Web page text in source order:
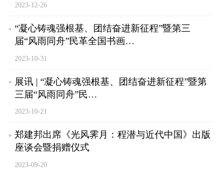
2023-12-26
“凝心铸魂强根基、团结奋进新征程”暨第三
届“风雨同舟”民革全国书画…
2023-10-31
展讯 | “凝心铸魂强根基、团结奋进新征程”暨第
三届“风雨同舟”民…
2023-10-21
郑建邦出席《光风霁月：程潜与近代中国》出版
座谈会暨捐赠仪式
2023-09-20